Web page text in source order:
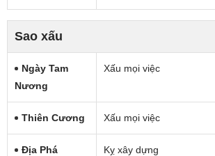
Sao xấu
Ngày Tam
Nương
Xấu mọi việc
Thiên Cương Xấu mọi việc
Địa Phá Kỵ xây dựng